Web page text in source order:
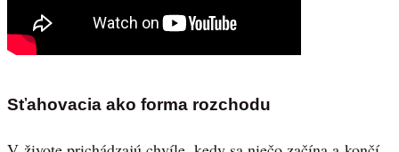
Sťahovacia ako forma rozchodu